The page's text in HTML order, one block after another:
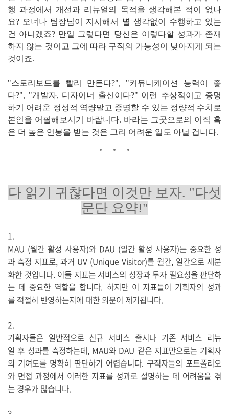
행 과정에서 개선과 리뉴얼의 목적을 생각해본 적이 없나
요? 오너나 팀장님이 지시해서 별 생각없이 수행하고 있는
건 아니겠죠? 만일 그렇다면 당신은 이렇다할 성과가 존재
하지 않는 것이고 그에 따라 구직의 가능성이 낮아지게 되는
것이죠.
"스토리보드를 빨리 만든다?", "커뮤니케이션 능력이 좋
다?", "개발자, 디자이너 출신이다?" 이런 추상적이고 증명
하기 어려운 정성적 역량말고 증명할 수 있는 정량적 수치로
본인을 어필해보시기 바랍니다. 바라는 그곳으로의 이직 혹
은 더 높은 연봉을 받는 것은 그리 어려운 일도 아닐 겁니다.
다 읽기 귀찮다면 이것만 보자. "다섯
문단 요약!"
1.
MAU (월간 활성 사용자)와 DAU (일간 활성 사용자)는 중요한 성
과 측정 지표로, 과거 UV (Unique Visitor)를 월간, 일간으로 세분
화한 것입니다. 이들 지표는 서비스의 성장과 투자 필요성을 판단하
는 데 중요한 역할을 합니다. 하지만 이 지표들이 기획자의 성과
를 적절히 반영하는지에 대한 의문이 제기됩니다.
2.
기획자들은 일반적으로 신규 서비스 출시나 기존 서비스 리뉴
얼 후 성과를 측정하는데, MAU와 DAU 같은 지표만으로는 기획자
의 기여도를 명확히 판단하기 어렵습니다. 구직자들의 포트폴리오
와 면접 과정에서 이러한 지표를 성과로 설명하는 데 어려움을 겪
는 경우가 많습니다.